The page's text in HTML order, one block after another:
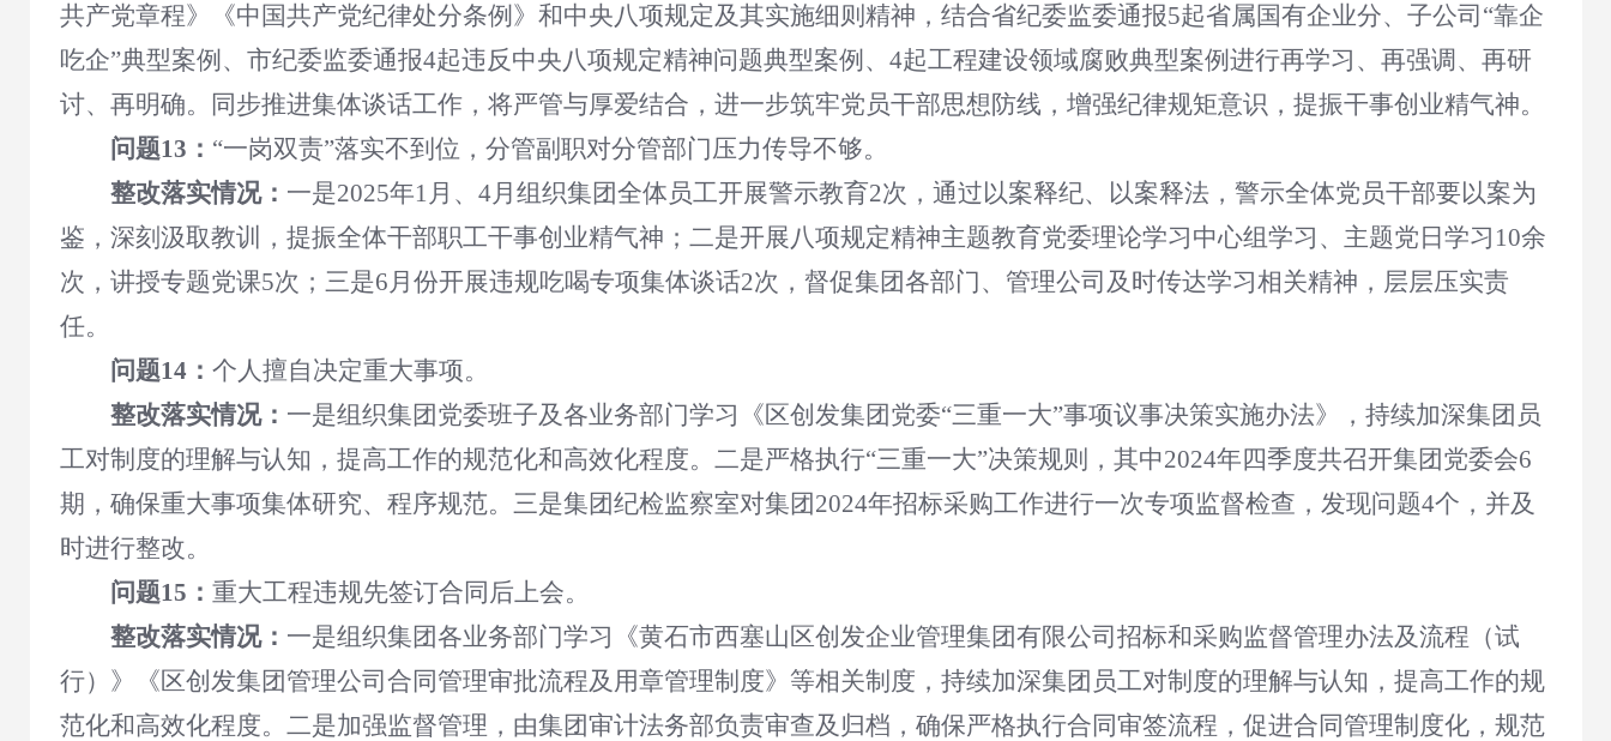
共产党章程》《中国共产党纪律处分条例》和中央八项规定及其实施细则精神，结合省纪委监委通报5起省属国有企业分、子公司“靠企
吃企”典型案例、市纪委监委通报4起违反中央八项规定精神问题典型案例、4起工程建设领域腐败典型案例进行再学习、再强调、再研
讨、再明确。同步推进集体谈话工作，将严管与厚爱结合，进一步筑牢党员干部思想防线，增强纪律规矩意识，提振干事创业精气神。
问题13： “一岗双责”落实不到位，分管副职对分管部门压力传导不够。
整改落实情况： 一是2025年1月、4月组织集团全体员工开展警示教育2次，通过以案释纪、以案释法，警示全体党员干部要以案为
鉴，深刻汲取教训，提振全体干部职工干事创业精气神；二是开展八项规定精神主题教育党委理论学习中心组学习、主题党日学习10余
次，讲授专题党课5次；三是6月份开展违规吃喝专项集体谈话2次，督促集团各部门、管理公司及时传达学习相关精神，层层压实责
任。
问题14：个人擅自决定重大事项。
整改落实情况： 一是组织集团党委班子及各业务部门学习《区创发集团党委“三重一大”事项议事决策实施办法》，持续加深集团员
工对制度的理解与认知，提高工作的规范化和高效化程度。二是严格执行“三重一大”决策规则，其中2024年四季度共召开集团党委会6
期，确保重大事项集体研究、程序规范。三是集团纪检监察室对集团2024年招标采购工作进行一次专项监督检查，发现问题4个，并及
时进行整改。
问题15：重大工程违规先签订合同后上会。
整改落实情况： 一是组织集团各业务部门学习《黄石市西塞山区创发企业管理集团有限公司招标和采购监督管理办法及流程（试
行）》《区创发集团管理公司合同管理审批流程及用章管理制度》等相关制度，持续加深集团员工对制度的理解与认知，提高工作的规
范化和高效化程度。二是加强监督管理，由集团审计法务部负责审查及归档，确保严格执行合同审签流程，促进合同管理制度化，规范